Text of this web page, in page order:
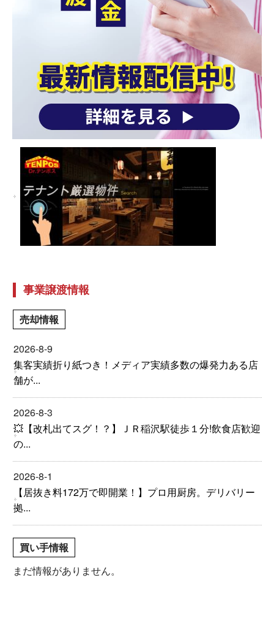
事業譲渡情報
売却情報
2026-8-9
集客実績折り紙つき！メディア実績多数の爆発力ある店
舗が...
2026-8-3
💥【改札出てスグ！？】ＪＲ稲沢駅徒歩１分!飲食店歓迎
の...
2026-8-1
【居抜き料172万で即開業！】プロ用厨房。デリバリー
拠...
買い手情報
まだ情報がありません。